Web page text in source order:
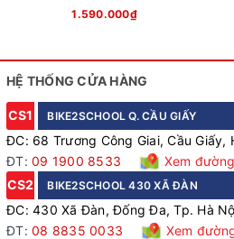
Khung thép bền
1.590.000₫
HỆ THỐNG CỬA HÀNG
CS1 BIKE2SCHOOL Q. CẦU GIẤY
ĐC: 68 Trương Công Giai, Cầu Giấy,
ĐT: 09 1900 8533
Xem
CS2
BIKE2SCHOOL 430 XÃ ĐÀN
ĐC: 430 Xã Đàn, Đống Đa, Tp. Hà
ĐT: 08 8835 0033
Xem